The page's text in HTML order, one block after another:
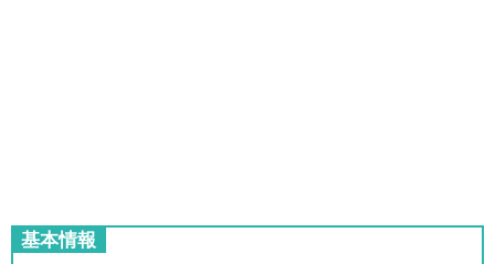
基本情報